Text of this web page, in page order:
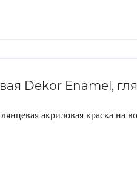
Dekor Enamel,
акриловая краска на